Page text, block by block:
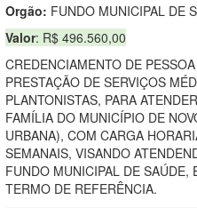
Orgão: FUNDO MUNICIPAL DE
Valor: R$ 496.560,00
CREDENCIAMENTO DE
PRESTAÇÃO DE SERVIÇOS
PLANTONISTAS, PARA
FAMÍLIA DO MUNICÍPIO DE
URBANA), COM CARGA
SEMANAIS, VISANDO
FUNDO MUNICIPAL DE SAÚDE,
TERMO DE REFERÊNCIA.